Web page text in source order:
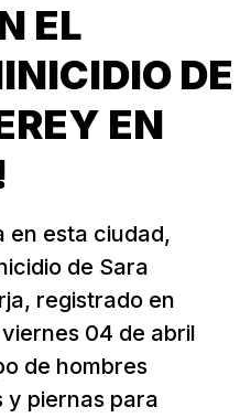
EL
DE
EN
en esta ciudad,
de Sara
registrado en
04 de abril
de hombres
y piernas para